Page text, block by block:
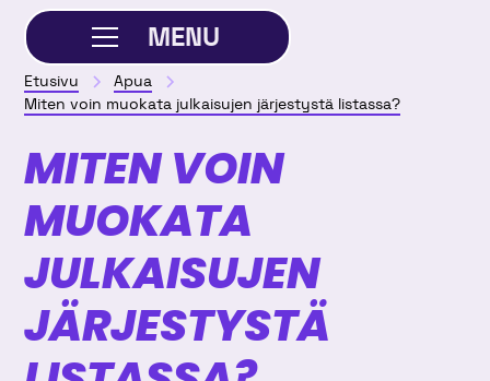
MENU
SULJE
Etusivu
Apua
Miten voin muokata julkaisujen järjestystä listassa?
MITEN VOIN
MUOKATA
JULKAISUJEN
JÄRJESTYSTÄ